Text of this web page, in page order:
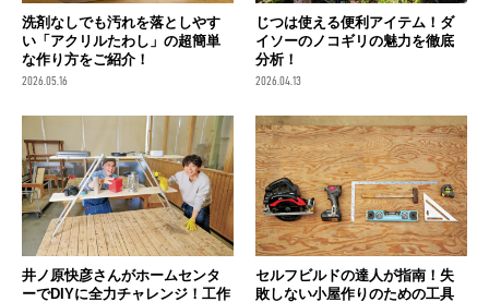
洗剤なしでも汚れを落としやす
い「アクリルたわし」の超簡単
な作り方をご紹介！
2026.05.16
じつは使える便利アイテム！ダ
イソーのノコギリの魅力を徹底
分析！
2026.04.13
井ノ原快彦さんがホームセンタ
ーでDIYに全力チャレンジ！工作
セルフビルドの達人が指南！失
敗しない小屋作りのための工具